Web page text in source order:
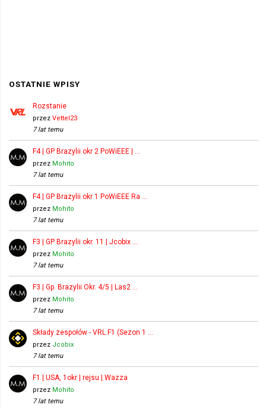
OSTATNIE WPISY
Rozstanie
przez Vettel23
7 lat temu
F4 | GP Brazylii okr 2 PoWiEEE | …
przez Mohito
7 lat temu
F4 | GP Brazylii okr 1 PoWiEEE Ra …
przez Mohito
7 lat temu
F3 | GP Brazylii okr. 11 | Jcobix …
przez Mohito
7 lat temu
F3 | Gp. Brazylii Okr. 4/5 | Las2 …
przez Mohito
7 lat temu
Składy zespołów - VRL F1 (Sezon 1 …
przez Jcobix
7 lat temu
F1 | USA, 1okr | rejsu | Wazza
przez Mohito
7 lat temu